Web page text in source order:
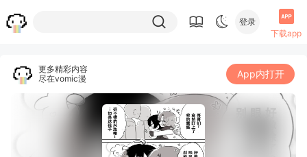
登录
下载app
更多精彩内容
尽在vomic漫
App内打开